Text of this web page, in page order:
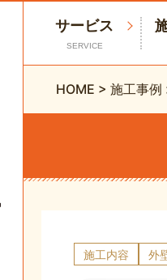
サービス
SERVICE
HOME > 施工事例
施工内容 外